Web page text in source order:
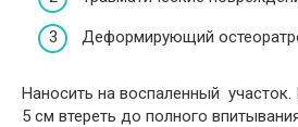
Деформирующий
Наносить на воспаленный участок.
5 см втереть до полного